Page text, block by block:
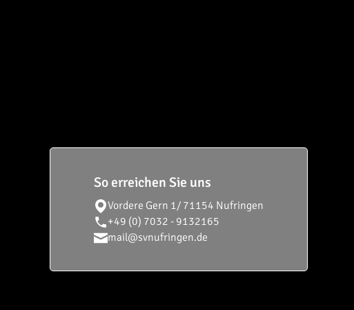
So erreichen Sie uns
Vordere Gern 1/ 71154 Nufringen
+49 (0) 7032 - 9132165
mail@svnufringen.de